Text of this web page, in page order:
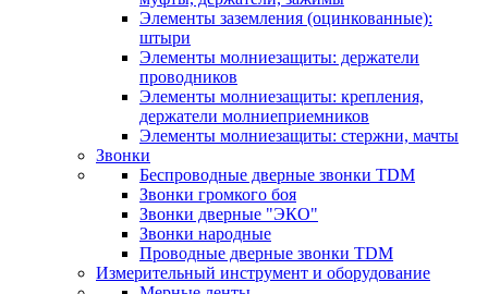
Элементы заземления (оцинкованные):
штыри
Элементы молниезащиты: держатели
проводников
Элементы молниезащиты: крепления,
держатели молниеприемников
Элементы молниезащиты: стержни, мачты
Звонки
Беспроводные дверные звонки TDM
Звонки громкого боя
Звонки дверные "ЭКО"
Звонки народные
Проводные дверные звонки TDM
Измерительный инструмент и оборудование